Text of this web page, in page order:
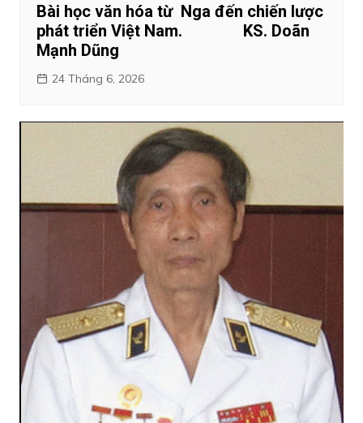
Bài học văn hóa từ Nga đến chiến lược
phát triển Việt Nam. KS. Doãn
Mạnh Dũng
24 Tháng 6, 2026